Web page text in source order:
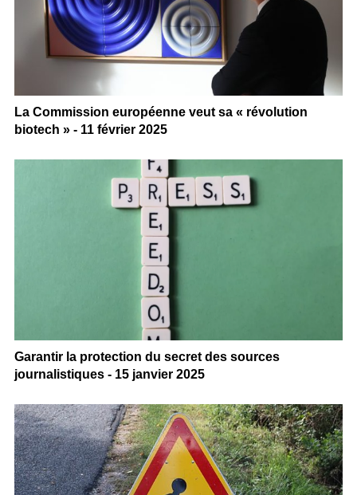
La Commission européenne veut sa « révolution
biotech » - 11 février 2025
Garantir la protection du secret des sources
journalistiques - 15 janvier 2025